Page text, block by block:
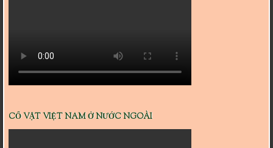
CỔ VẬT VIỆT NAM Ở NƯỚC NGOÀI